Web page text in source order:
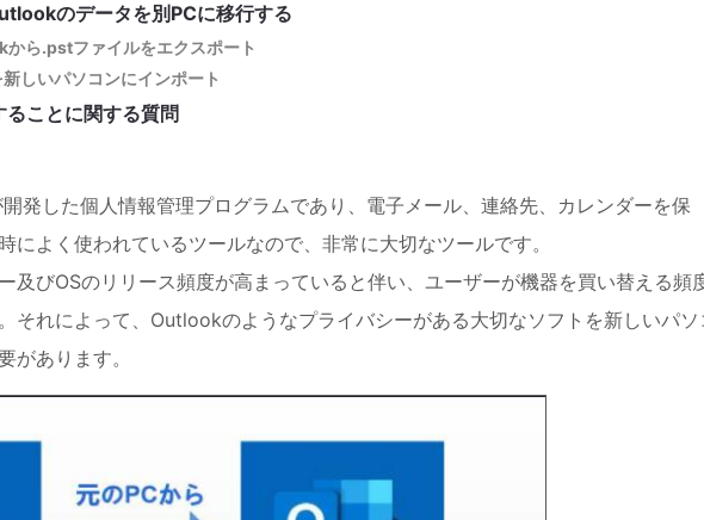
のデータを別PCに移行する
ら.pstファイルをエクスポート
しいパソコンにインポート
ことに関する質問
発した個人情報管理プログラムであり、電子メール、連絡先、カレンダーを保
によく使われているツールなので、非常に大切なツールです。
及びOSのリリース頻度が高まっていると伴い、ユーザーが機器を買い替える頻
それによって、Outlookのようなプライバシーがある大切なソフトを新しいパソ
があります。